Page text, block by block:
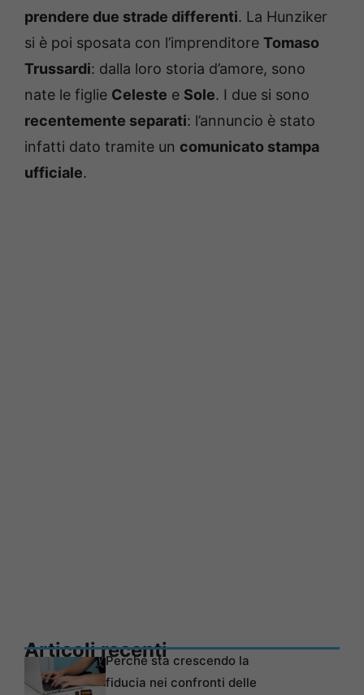
prendere due strade differenti. La Hunziker
si è poi sposata con l’imprenditore Tomaso
Trussardi: dalla loro storia d’amore, sono
nate le figlie Celeste e Sole. I due si sono
recentemente separati: l’annuncio è stato
infatti dato tramite un comunicato stampa
ufficiale.
Articoli recentiPerché sta crescendo la
fiducia nei confronti delle